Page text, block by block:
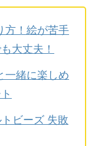
方！絵が苦手
大丈夫！
緒に楽しめ
ビーズ 失敗